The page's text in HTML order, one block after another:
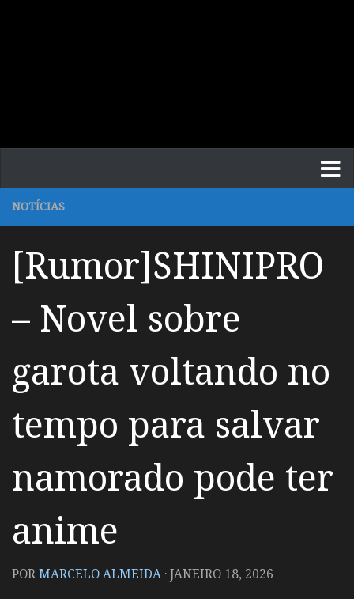
NOTÍCIAS
[Rumor]SHINIPRO
– Novel sobre
garota voltando no
tempo para salvar
namorado pode ter
anime
PORMARCELO ALMEIDA ·JANEIRO 18, 2026